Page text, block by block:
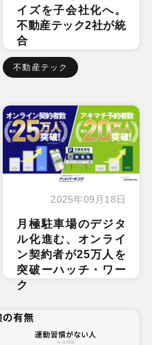
イズを子会社化へ。
不動産テック2社が統
合
不動産テック
2025年09月18日
月極駐車場のデジタ
ル化進む、オンライ
ン契約者が25万人を
突破ーハッチ・ワー
ク